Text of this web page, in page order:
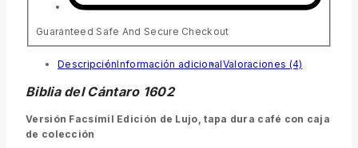
Guaranteed Safe And Secure Checkout
DescripciónInformación adicionalValoraciones (4)
Biblia del Cántaro 1602
Versión Facsímil Edición de Lujo, tapa dura café con caja
de colección